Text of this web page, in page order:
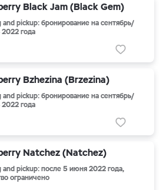
Black Jam (Black Gem)
and pickup: бронирование на сентябрь/
2022 года
Bzhezina (Brzezina)
and pickup: бронирование на сентябрь/
2022 года
Natchez (Natchez)
and pickup: после 5 июня 2022 года,
ограничено